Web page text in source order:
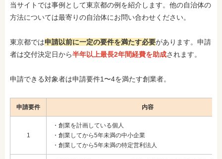
当サイトでは事例として東京都の例を紹介します。他の自治体の
方法については最寄りの自治体にお問い合わせください。
東京都では申請以前に一定の要件を満たす必要があります。申請
者は交付決定日から半年以上最長2年間経費を助成されます。
申請できる対象者は申請要件1〜4を満たす創業者。
申請要件 内容
1
・創業を計画している個人
・創業してから5年未満の中小企業
・創業してから5年未満の特定営利法人